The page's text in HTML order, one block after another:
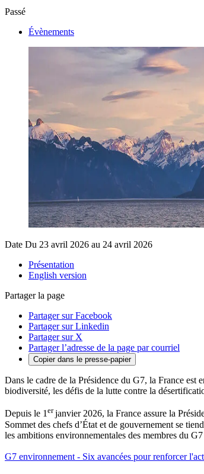
Passé
Évènements
Date Du 23 avril 2026 au 24 avril 2026
Présentation
English version
Partager la page
Partager sur Facebook
Partager sur Linkedin
Partager sur X
Partager l’adresse de la page par courriel
Copier dans le presse-papier
Dans le cadre de la Présidence du G7, la France est
biodiversité, les défis de la lutte contre la
Depuis le 1erjanvier 2026, la France assure la
Sommet des chefs d’État et de gouvernement se
les ambitions environnementales des membres du
G7 environnement - Six avancées pour renforcer